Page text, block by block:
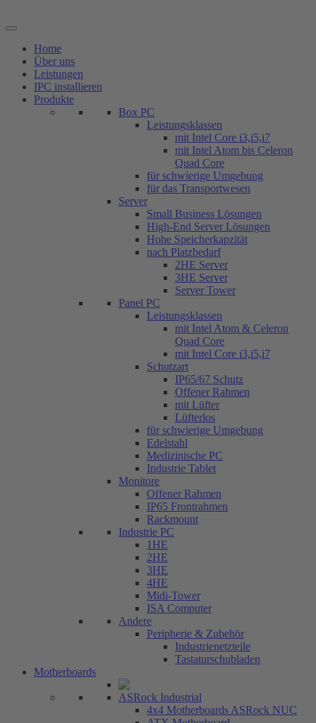
Inhalt
Home
Über uns
Leistungen
IPC installieren
Produkte
Box PC
Leistungsklassen
mit Intel Core i3,i5,i7
mit Intel Atom bis Celeron
Quad Core
für schwierige Umgebung
für das Transportwesen
Server
Small Business Lösungen
High-End Server Lösungen
Hohe Speicherkapzität
nach Platzbedarf
2HE Server
3HE Server
Server Tower
Panel PC
Leistungsklassen
mit Intel Atom & Celeron
Quad Core
mit Intel Core i3,i5,i7
Schutzart
IP65/67 Schutz
Offener Rahmen
mit Lüfter
Lüfterlos
für schwierige Umgebung
Edelstahl
Medizinische PC
Industrie Tablet
Monitore
Offener Rahmen
IP65 Frontrahmen
Rackmount
Industrie PC
1HE
2HE
3HE
4HE
Midi-Tower
ISA Computer
Andere
Peripherie & Zubehör
Industrienetzteile
Tastaturschubladen
Motherboards
ASRock Industrial
4x4 Motherboards ASRock NUC